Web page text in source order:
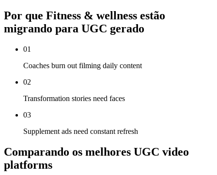
Por que Fitness & wellness estão
migrando para UGC gerado
01
Coaches burn out filming daily content
02
Transformation stories need faces
03
Supplement ads need constant refresh
Comparando os melhores UGC video
platforms